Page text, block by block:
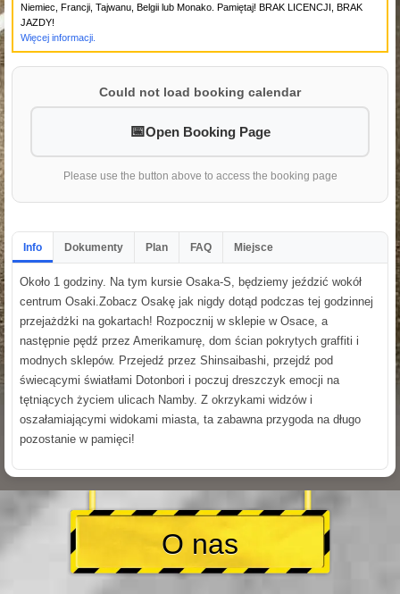
Niemiec, Francji, Tajwanu, Belgii lub Monako. Pamiętaj! BRAK LICENCJI, BRAK
JAZDY!
Więcej informacji.
Could not load booking calendar
Open Booking Page
Please use the button above to access the booking page
Info Dokumenty Plan FAQ Miejsce
Około 1 godziny. Na tym kursie Osaka-S, będziemy jeździć wokół
centrum Osaki.Zobacz Osakę jak nigdy dotąd podczas tej godzinnej
przejażdżki na gokartach! Rozpocznij w sklepie w Osace, a
następnie pędź przez Amerikamurę, dom ścian pokrytych graffiti i
modnych sklepów. Przejedź przez Shinsaibashi, przejdź pod
świecącymi światłami Dotonbori i poczuj dreszczyk emocji na
tętniących życiem ulicach Namby. Z okrzykami widzów i
oszałamiającymi widokami miasta, ta zabawna przygoda na długo
pozostanie w pamięci!
O nas